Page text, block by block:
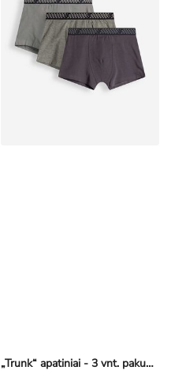
„Trunk“ apatiniai - 3 vnt. pakuotė